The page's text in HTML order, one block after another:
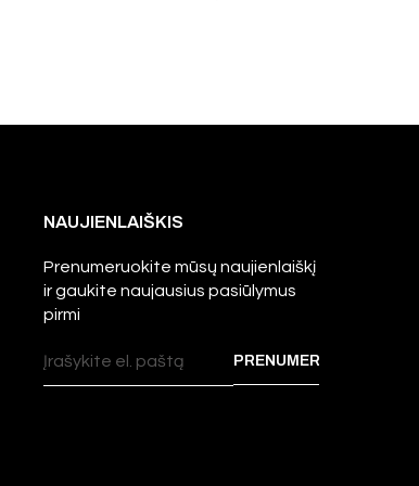
NAUJIENLAIŠKIS
Prenumeruokite mūsų naujienlaiškį
ir gaukite naujausius pasiūlymus
pirmi